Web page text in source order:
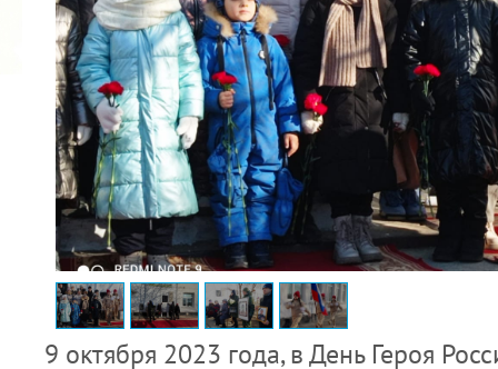
9 октября 2023 года, в День Героя
2022 ГОД ПРОВОЗГЛАШЕН ГОДОМ
МАТЕРИ В ЯКУТИИ
19.12.2021